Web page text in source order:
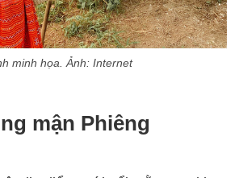
minh họa. Ảnh: Internet
mận Phiêng